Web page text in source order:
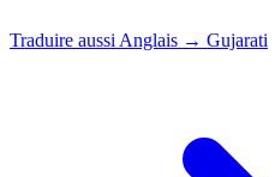
Traduire aussi Anglais → Gujarati